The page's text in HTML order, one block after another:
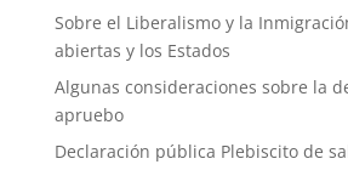
Sobre el Liberalismo y la
abiertas y los Estados
Algunas consideraciones sobre la
apruebo
Declaración pública Plebiscito de